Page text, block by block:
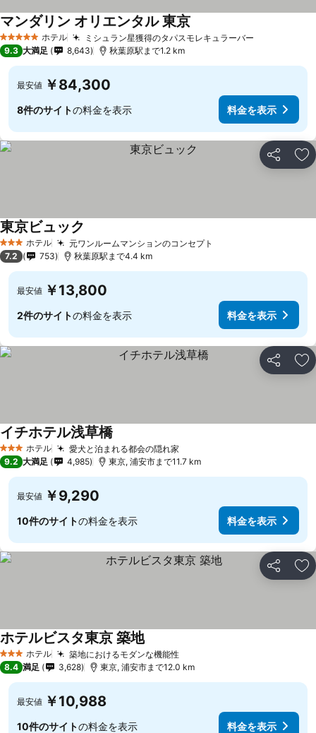
5 ホテルのランク
ホテル ミシュラン星獲得のタパスモレキュラーバー
マンダリン オリエンタル 東京
9.3 大満足 8,643 秋葉原駅まで1.2 km
最安値 ￥84,300
8件のサイトの料金を表示 料金を表示
シェア お
3 ホテルのランク
ホテル 元ワンルームマンションのコンセプト
東京ビュック
7.2 753 秋葉原駅まで4.4 km
最安値 ￥13,800
2件のサイトの料金を表示 料金を表示
シェア お
3 ホテルのランク
ホテル 愛犬と泊まれる都会の隠れ家
イチホテル浅草橋
9.2 大満足 4,985 東京, 浦安市まで11.7 km
最安値 ￥9,290
10件のサイトの料金を表示 料金を表示
シェア お
3 ホテルのランク
ホテル 築地におけるモダンな機能性
ホテルビスタ東京 築地
8.4 満足 3,628 東京, 浦安市まで12.0 km
最安値 ￥10,988
10件のサイトの料金を表示 料金を表示